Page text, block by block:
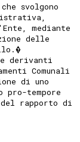
svolgono
mediante
delle
derivanti
Comunali
di uno
tempore
rapporto di